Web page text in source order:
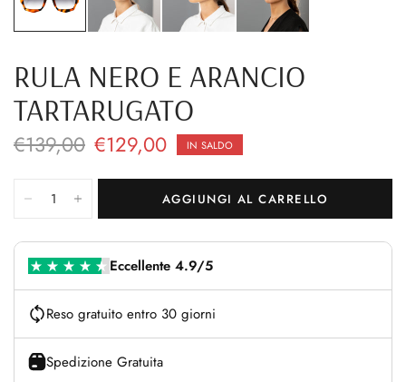
RULA NERO E ARANCIO
TARTARUGATO
€139,00 €129,00 IN SALDO
AGGIUNGI AL CARRELLO
Eccellente 4.9/5
Reso gratuito entro 30 giorni
Spedizione Gratuita